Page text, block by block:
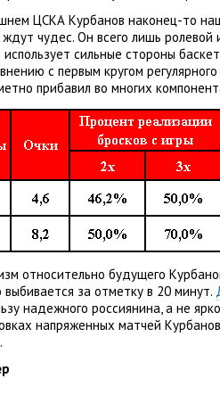
ЦСКА Курбанов наконец-то
чудес. Он всего лишь ролевой
использует сильные стороны
с первым кругом
прибавил во многих
относительно будущего
выбивается за отметку в 20 минут.
надежного россиянина, а не
напряженных матчей